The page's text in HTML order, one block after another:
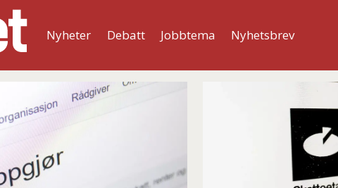
Nyheter Debatt Jobbtema Nyhetsbrev